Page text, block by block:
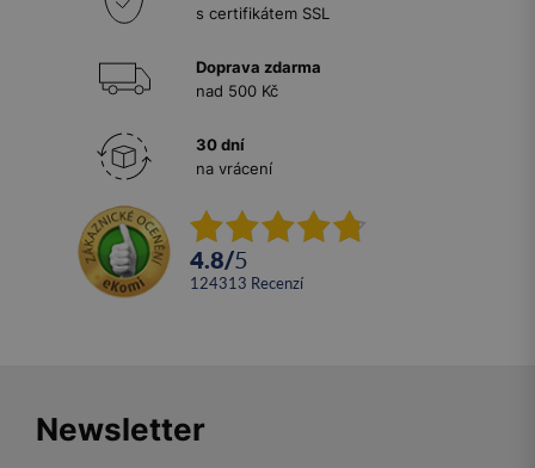
s certifikátem SSL
Doprava zdarma
nad 500 Kč
30 dní
na vrácení
4.8/5
124313 recenzí
Newsletter